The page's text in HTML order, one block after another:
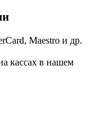
Maestro и др.
кассах в нашем